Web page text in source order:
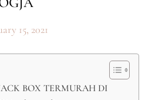
15, 2021
BOX TERMURAH DI